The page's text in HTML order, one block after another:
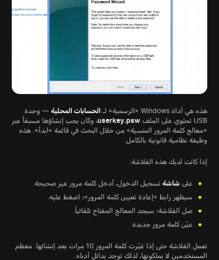
هذه هي أداة Windows «الرسمية» لـ الحسابات المحلية — وحدة
USB تحتوي على الملف
userkey.psw، وكان يجب إنشاؤها مسبقاً عبر
«معالج كلمة المرور المنسية» من خلال البحث في قائمة «ابدأ». هذه
وظيفة نظامية قانونية بالكامل.
إذا كانت لديك هذه الفلاشة:
على شاشة تسجيل الدخول، أدخل كلمة مرور غير صحيحة.
سيظهر رابط «إعادة تعيين كلمة المرور»؛ اضغط عليه.
صل الفلاشة؛ سيجد المعالج المفتاح تلقائياً.
عيّن كلمة مرور جديدة.
تعمل الفلاشة حتى إذا غيّرت كلمة المرور 10 مرات بعد إنشائها. معظم
المستخدمين لا يملكونها، لذلك توجد بدائل أدناه.